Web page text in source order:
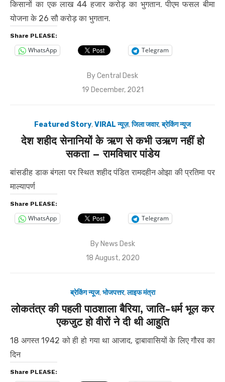
किसानों का एक लाख 44 हजार करोड़ का भुगतान. पीएम फसल बीमा
योजना के 26 सौ करोड़ का भुगतान.
Share PLEASE:
WhatsApp Telegram
ByCentral Desk
Posted
19 December, 2021
Featured Story,VIRAL न्यूज़,जिला जवार,ब्रेकिंग न्यूज
देश शहीद सेनानियों के ऋण से कभी उऋण नहीं हो
सकता – रामविचार पांडेय
बांसडीह डाक बंगला पर स्थित शहीद पंडित रामदहीन ओझा की प्रतिमा पर
माल्यापर्ण
Share PLEASE:
WhatsApp Telegram
By News Desk
Posted
18 August, 2020
ब्रेकिंग न्यूज,भोजपत्तर,लाइफ मंत्रा
लोकतंत्र की पहली पाठशाला बैरिया, जाति-धर्म भूल कर
एकजुट हो वीरों ने दी थी आहुति
18 अगस्त 1942 को ही हो गया था आजाद, द्वाबावासियों के लिए गौरव का
दिन
Share PLEASE: